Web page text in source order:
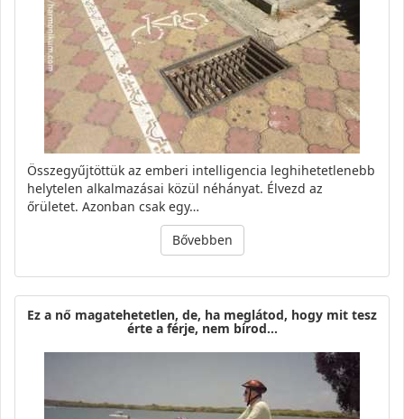
Összegyűjtöttük az emberi intelligencia leghihetetlenebb
helytelen alkalmazásai közül néhányat. Élvezd az
őrületet. Azonban csak egy…
Bővebben
Ez a nő magatehetetlen, de, ha meglátod, hogy mit tesz
érte a férje, nem bírod…